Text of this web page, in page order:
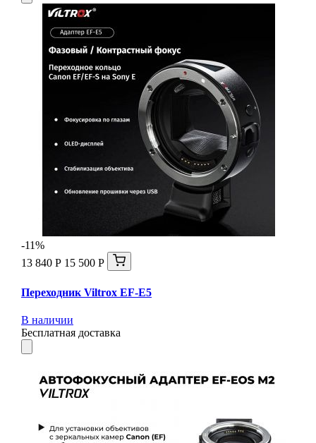
-11%
13 840 Р 15 500 Р
Переходник Viltrox EF-E5
В наличии
Бесплатная доставка